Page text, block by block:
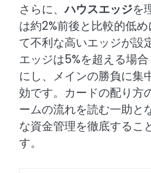
さらに、ハウスエッジを
は約2%前後と比較的低
て不利な高いエッジが設
エッジは5%を超える場
にし、メインの勝負に集
効です。カードの配り方
ームの流れを読む一助と
な資金管理を徹底するこ
す。